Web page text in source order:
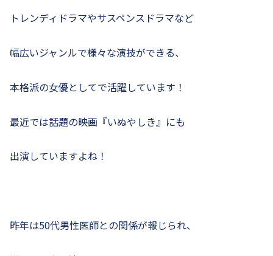
トレンディドラマやサスペンスドラマなど
幅広いジャンルで様々な演技ができる、
本格派の女優としてで活躍しています！
最近では話題の映画『いぬやしき』にも
出演していますよね！
昨年は50代男性医師との関係が報じられ、